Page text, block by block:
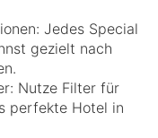
Jedes Special
gezielt nach
Nutze Filter für
perfekte Hotel in